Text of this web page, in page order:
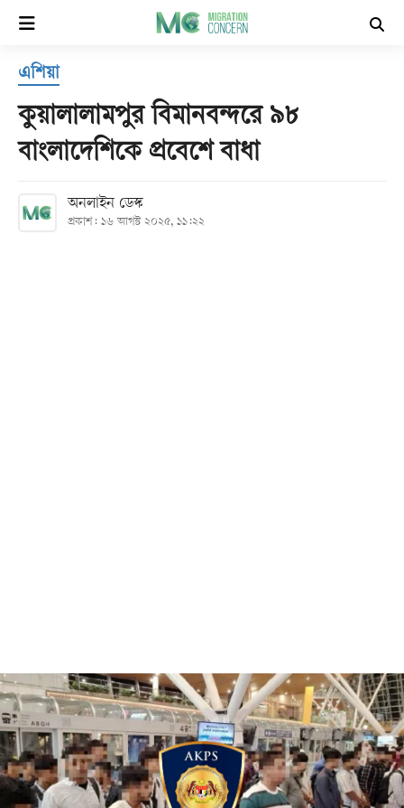
হোম
সর্বশেষ
বিভাগ
এশিয়া
কুয়ালালামপুর বিমানবন্দরে ৯৮
বাংলাদেশিকে প্রবেশে বাধা
অনলাইন ডেস্ক
প্রকাশ: ১৬ আগস্ট ২০২৫, ১১:২২